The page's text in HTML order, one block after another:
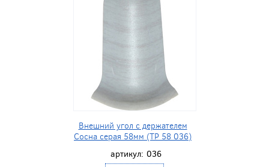
Внешний угол с держателем
Сосна серая 58мм (ТР 58 036)
артикул: 036